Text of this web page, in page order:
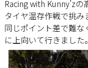
Racing with Kunny’z
タイヤ温存作戦で挑
同じポイント差で難
に上向いて行きました。